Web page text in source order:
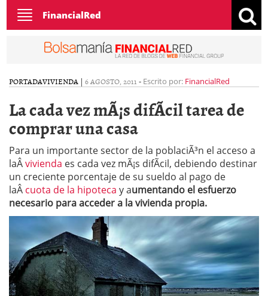
Toggle
navigation
FinancialRed
PORTADAVIVIENDA | 6 AGOSTO, 2011 - Escrito por: FinancialRed
La cada vez mÃ¡s difÃ­cil tarea de
comprar una casa
Para un importante sector de la poblaciÃ³n el acceso a
laÂvivienda es cada vez mÃ¡s difÃ­cil, debiendo destinar
un creciente porcentaje de su sueldo al pago de
laÂ cuota de la hipoteca y aumentando el esfuerzo
necesario para acceder a la vivienda propia.